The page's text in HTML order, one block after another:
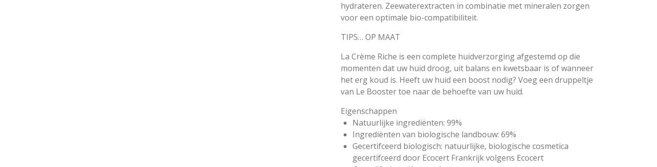
hydrateren. Zeewaterextracten in combinatie met mineralen zorgen
voor een optimale bio-compatibiliteit.
TIPS… OP MAAT
La Crème Riche is een complete huidverzorging afgestemd op die
momenten dat uw huid droog, uit balans en kwetsbaar is of wanneer
het erg koud is. Heeft uw huid een boost nodig? Voeg een druppeltje
van Le Booster toe naar de behoefte van uw huid.
Eigenschappen
Natuurlijke ingrediënten: 99%
Ingrediënten van biologische landbouw: 69%
Gecertifceerd biologisch: natuurlijke, biologische cosmetica
gecertifceerd door Ecocert Frankrijk volgens Ecocert